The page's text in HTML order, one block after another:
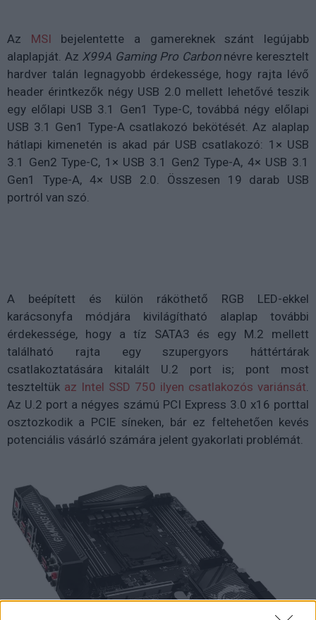
Az MSI bejelentette a gamereknek szánt legújabb
alaplapját. Az X99A Gaming Pro Carbonnévre keresztelt
hardver talán legnagyobb érdekessége, hogy rajta lévő
header érintkezők négy USB 2.0 mellett lehetővé teszik
egy előlapi USB 3.1 Gen1 Type-C, továbbá négy előlapi
USB 3.1 Gen1 Type-A csatlakozó bekötését. Az alaplap
hátlapi kimenetén is akad pár USB csatlakozó: 1× USB
3.1 Gen2 Type-C, 1× USB 3.1 Gen2 Type-A, 4× USB 3.1
Gen1 Type-A, 4× USB 2.0. Összesen 19 darab USB
portról van szó.
A beépített és külön ráköthető RGB LED-ekkel
karácsonyfa módjára kivilágítható alaplap további
érdekessége, hogy a tíz SATA3 és egy M.2 mellett
található rajta egy szupergyors háttértárak
csatlakoztatására kitalált U.2 port is; pont most
teszteltük az Intel SSD 750 ilyen csatlakozós variánsát.
Az U.2 port a négyes számú PCI Express 3.0 x16 porttal
osztozkodik a PCIE síneken, bár ez feltehetően kevés
potenciális vásárló számára jelent gyakorlati problémát.